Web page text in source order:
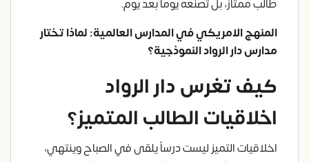
طالب ممتاز، بل تصنعه يوماً بعد يوم.
المنهج الامريكي في المدارس العالمية: لماذا تختار
مدارس دار الرواد النموذجية؟
كيف تغرس دار الرواد
اخلاقيات الطالب المتميز؟
اخلاقيات التميز ليست درساً يلقى في الصباح وينتهي،